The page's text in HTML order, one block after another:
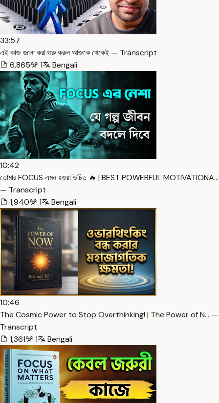
33:57
এই কাজ গুলো করা শুরু করুন আজকে থেকেই — Transcript
6,865
1 Bengali
10:42
তোমার FOCUS এমন হওয়া উচিত 🔥 | BEST POWERFUL MOTIVATIONA…
— Transcript
1,940
1 Bengali
10:46
The Cosmic Power to Stop Overthinking! | The Power of N… —
Transcript
1,361
1 Bengali